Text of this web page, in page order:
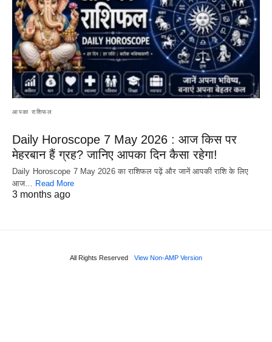
आपका राशिफल
Daily Horoscope 7 May 2026 : आज किस पर
मेहरबान हैं ग्रह? जानिए आपका दिन कैसा रहेगा!
Daily Horoscope 7 May 2026 का राशिफल पढ़ें और जानें आपकी राशि के लिए
आज… Read More
3 months ago
All Rights Reserved View Non-AMP Version